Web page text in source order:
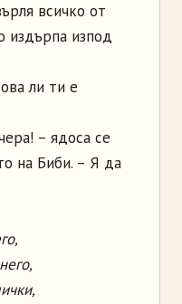
всичко от
издърпа изпод
ли ти е
– ядоса се
на Биби. – Я да